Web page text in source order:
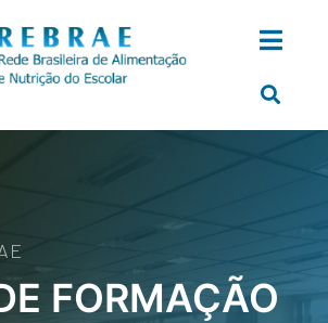
FORMAÇÃO